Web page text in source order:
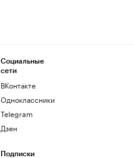
Социальные
сети
ВКонтакте
Одноклассники
Telegram
Дзен
Подписки